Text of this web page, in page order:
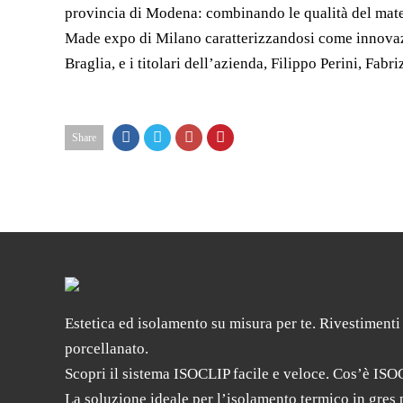
provincia di Modena: combinando le qualità del
Made expo di Milano caratterizzandosi come
Braglia, e i titolari dell’azienda, Filippo Perini,
Share
Estetica ed isolamento su misura per te.
porcellanato.
Scopri il sistema ISOCLIP facile e veloce. Cos’è
La soluzione ideale per l’isolamento termico in gres